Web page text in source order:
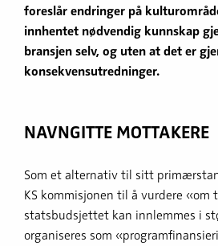
foreslår endringer på
innhentet nødvendig kunnskap
bransjen selv, og uten at det er
konsekvensutredninger.
NAVNGITTE MOTTAKERE
Som et alternativ til sitt
KS kommisjonen til å vurdere «om
statsbudsjettet kan innlemmes i
organiseres som